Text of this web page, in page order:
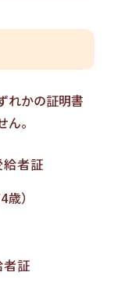
れかの証明書
。
者証
）
証